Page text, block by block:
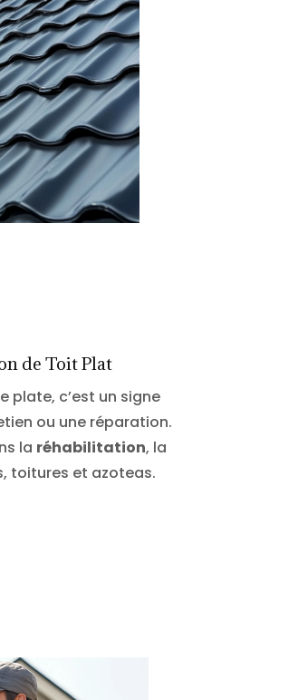
de Toit Plat
plate, c’est un signe
ou une réparation.
la réhabilitation, la
toitures et azoteas.